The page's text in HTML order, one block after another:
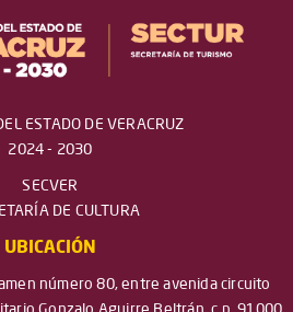
ESTADO DE VERACRUZ
2024 - 2030
SECVER
DE CULTURA
UBICACIÓN
número 80, entre avenida circuito